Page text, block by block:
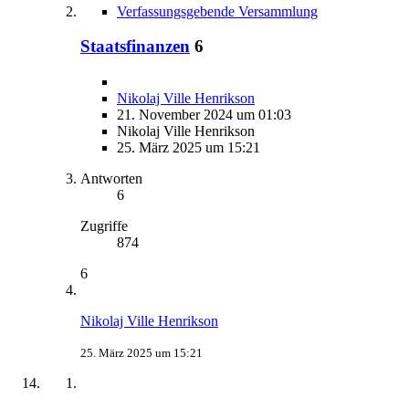
Verfassungsgebende Versammlung
Staatsfinanzen 6
Nikolaj Ville Henrikson
21. November 2024 um 01:03
Nikolaj Ville Henrikson
25. März 2025 um 15:21
Antworten
6
Zugriffe
874
6
Nikolaj Ville Henrikson
25. März 2025 um 15:21